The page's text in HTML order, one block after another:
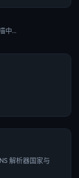
中…
解析器国家与